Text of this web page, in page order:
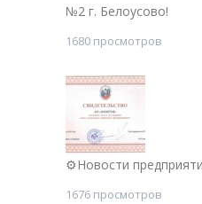
№2 г. Белоусово!
1680 просмотров
⚙Новости
1676 просмотров